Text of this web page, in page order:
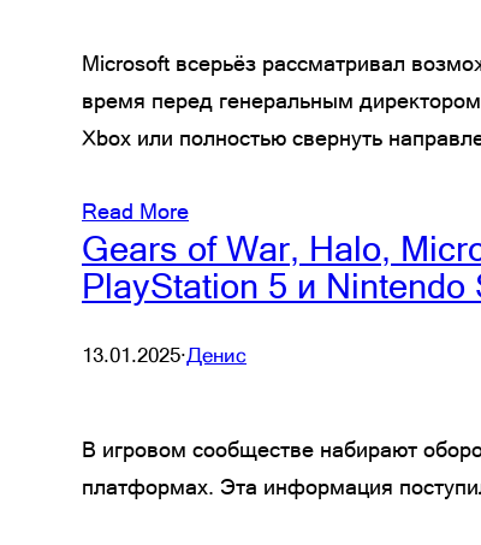
Microsoft всерьёз рассматривал
время перед генеральным
Xbox или полностью свернуть
Read More
Gears of War, Halo,
PlayStation 5 и Nintendo
13.01.2025·Денис
В игровом сообществе набирают
платформах. Эта информация